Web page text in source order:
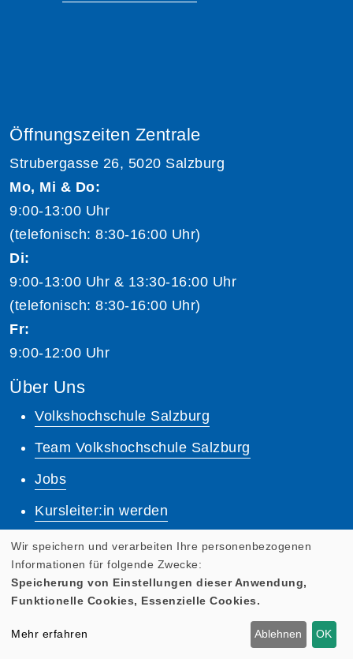
Öffnungszeiten Zentrale
Strubergasse 26, 5020 Salzburg
Mo, Mi & Do:
9:00-13:00 Uhr
(telefonisch: 8:30-16:00 Uhr)
Di:
9:00-13:00 Uhr & 13:30-16:00 Uhr
(telefonisch: 8:30-16:00 Uhr)
Fr:
9:00-12:00 Uhr
Über Uns
Volkshochschule Salzburg
Team Volkshochschule Salzburg
Jobs
Kursleiter:in werden
Unsere Dozent:innen
Dozenten Login
Lernplattform
Quicklinks
Wir speichern und verarbeiten Ihre personenbezogenen
Informationen für folgende Zwecke:
Speicherung von Einstellungen dieser Anwendung,
Funktionelle Cookies, Essenzielle Cookies.
Mehr erfahren Ablehnen OK